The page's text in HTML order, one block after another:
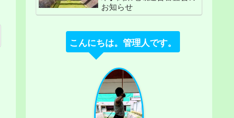
お知らせ
こんにちは。管理人です。